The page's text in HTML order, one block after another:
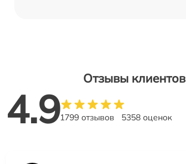
Отзывы клиентов
4.91799 отзывов 5358 оценок